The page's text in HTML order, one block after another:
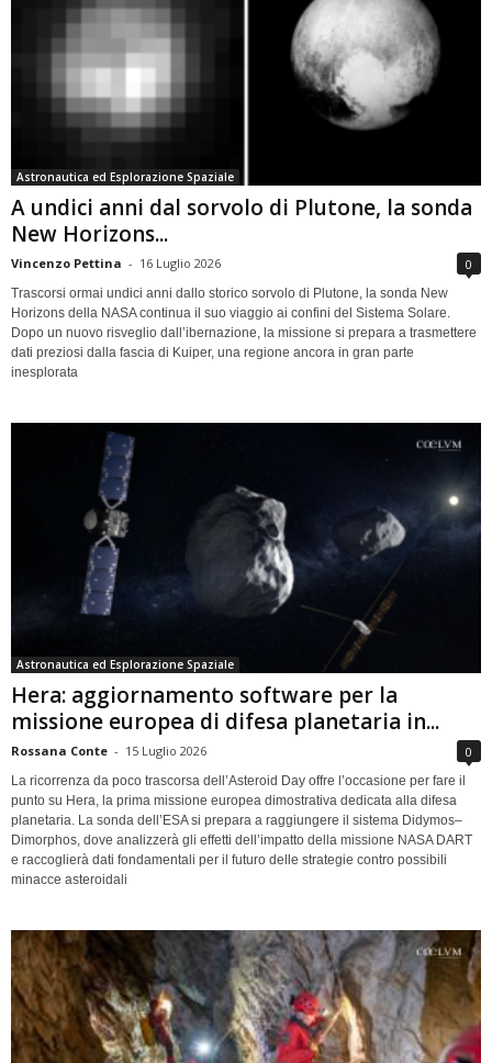
Astronautica ed Esplorazione Spaziale
A undici anni dal sorvolo di Plutone, la sonda
New Horizons...
Vincenzo Pettina - 16 Luglio 2026 0
Trascorsi ormai undici anni dallo storico sorvolo di Plutone, la sonda New
Horizons della NASA continua il suo viaggio ai confini del Sistema Solare.
Dopo un nuovo risveglio dall’ibernazione, la missione si prepara a trasmettere
dati preziosi dalla fascia di Kuiper, una regione ancora in gran parte
inesplorata
Astronautica ed Esplorazione Spaziale
Hera: aggiornamento software per la
missione europea di difesa planetaria in...
Rossana Conte - 15 Luglio 2026 0
La ricorrenza da poco trascorsa dell’Asteroid Day offre l’occasione per fare il
punto su Hera, la prima missione europea dimostrativa dedicata alla difesa
planetaria. La sonda dell’ESA si prepara a raggiungere il sistema Didymos–
Dimorphos, dove analizzerà gli effetti dell’impatto della missione NASA DART
e raccoglierà dati fondamentali per il futuro delle strategie contro possibili
minacce asteroidali